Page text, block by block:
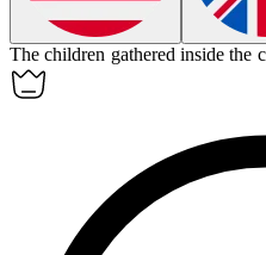
The children gathered inside the